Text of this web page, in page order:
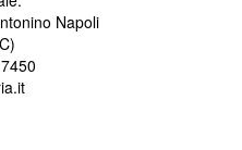
Napoli